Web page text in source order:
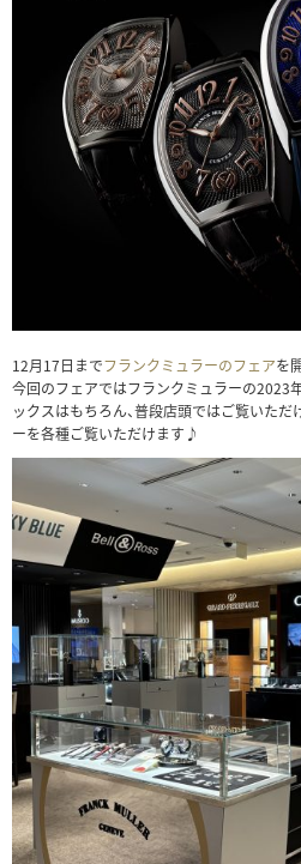
12月17日までフランクミュラーのフェアを
今回のフェアではフランクミュラーの2023
ックスはもちろん、普段店頭ではご覧いただ
ーを各種ご覧いただけます♪